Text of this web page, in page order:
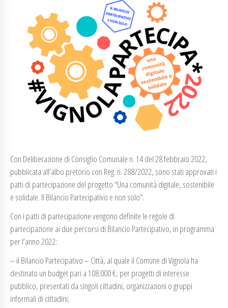
Con Deliberazione di Consiglio Comunale n. 14 del 28 febbraio 2022,
pubblicata all’albo pretorio con Reg. n. 288/2022, sono stati approvati i
patti di partecipazione del progetto “Una comunità digitale, sostenibile
e solidale. Il Bilancio Partecipativo e non solo”.
Con i patti di partecipazione vengono definite le regole di
partecipazione ai due percorsi di Bilancio Partecipativo, in programma
per l’anno 2022:
– il Bilancio Partecipativo – Città, al quale il Comune di Vignola ha
destinato un budget pari a 108.000 €, per progetti di interesse
pubblico, presentati da singoli cittadini, organizzazioni o gruppi
informali di cittadini;